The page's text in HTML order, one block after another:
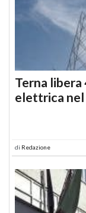
Terna
elettrica nel
di Redazione